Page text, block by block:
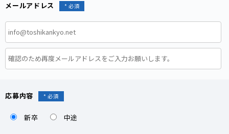
メールアドレス
応募内容
新卒 中途